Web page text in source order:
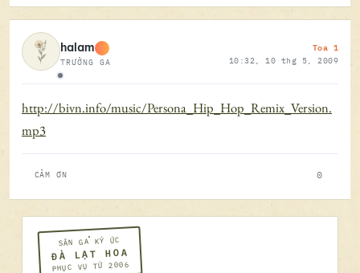
Ngoại tuyến
halam
TRƯỞNG GA
Toa 1
10:32, 10 thg 5, 2009
http://bivn.info/music/Persona_Hip_Hop_Remix_Version.
mp3
CẢM ƠN 0
SÂN GA KÝ ỨC
ĐÀ LẠT HOA
PHỤC VỤ TỪ 2006